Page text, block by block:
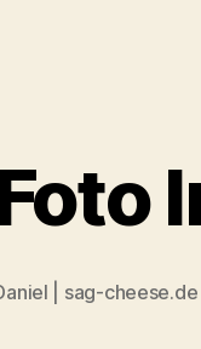
| sag-cheese.de